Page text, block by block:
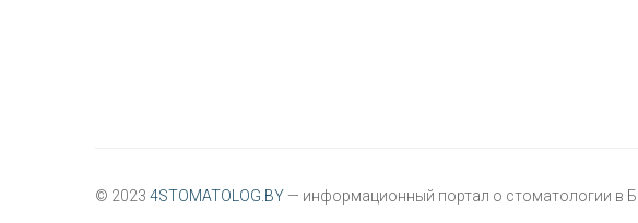
© 2023 4STOMATOLOG.BY — информационный портал о стоматологии в